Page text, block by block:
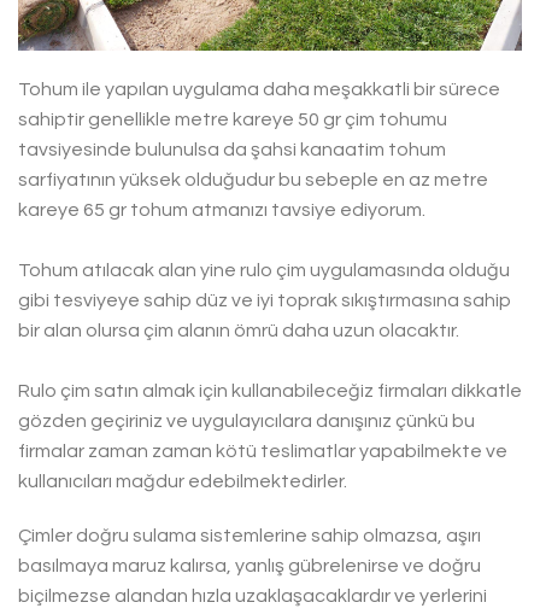
Tohum ile yapılan uygulama daha meşakkatli bir sürece
sahiptir genellikle metre kareye 50 gr çim tohumu
tavsiyesinde bulunulsa da şahsi kanaatim tohum
sarfiyatının yüksek olduğudur bu sebeple en az metre
kareye 65 gr tohum atmanızı tavsiye ediyorum.
Tohum atılacak alan yine rulo çim uygulamasında olduğu
gibi tesviyeye sahip düz ve iyi toprak sıkıştırmasına sahip
bir alan olursa çim alanın ömrü daha uzun olacaktır.
Rulo çim satın almak için kullanabileceğiz firmaları dikkatle
gözden geçiriniz ve uygulayıcılara danışınız çünkü bu
firmalar zaman zaman kötü teslimatlar yapabilmekte ve
kullanıcıları mağdur edebilmektedirler.
Çimler doğru sulama sistemlerine sahip olmazsa, aşırı
basılmaya maruz kalırsa, yanlış gübrelenirse ve doğru
biçilmezse alandan hızla uzaklaşacaklardır ve yerlerini